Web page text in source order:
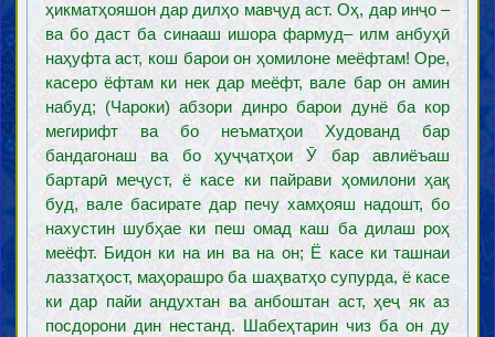
ҳикматҳояшон дар дилҳо мавҷуд аст. Оҳ, дар инҷо –
ва бо даст ба синааш ишора фармуд– илм анбуҳӣ
наҳуфта аст, кош барои он ҳомилоне меёфтам! Оре,
касеро ёфтам ки нек дар меёфт, вале бар он амин
набуд; (Чароки) абзори динро барои дунё ба кор
мегирифт ва бо неъматҳои Худованд бар
бандагонаш ва бо ҳуҷҷатҳои Ӯ бар авлиёъаш
бартарӣ меҷуст, ё касе ки пайрави ҳомилони ҳақ
буд, вале басирате дар печу хамҳояш надошт, бо
нахустин шубҳае ки пеш омад каш ба дилаш роҳ
меёфт. Бидон ки на ин ва на он; Ё касе ки ташнаи
лаззатҳост, маҳорашро ба шаҳватҳо супурда, ё касе
ки дар пайи андухтан ва анбоштан аст, ҳеҷ як аз
посдорони дин нестанд. Шабеҳтарин чиз ба он ду